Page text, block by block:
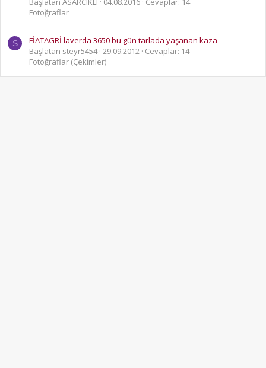
Fotoğraflar
S
FİATAGRİ laverda 3650 bu gün tarlada yaşanan kaza
Başlatan steyr5454 29.09.2012 Cevaplar: 14
Fotoğraflar (Çekimler)